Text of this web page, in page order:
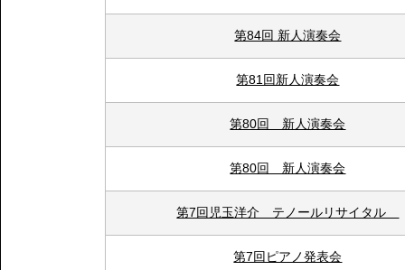
第84回 新人演奏会
第81回新人演奏会
第80回 新人演奏会
第80回 新人演奏会
第7回児玉洋介 テノールリサイタル
第7回ピアノ発表会